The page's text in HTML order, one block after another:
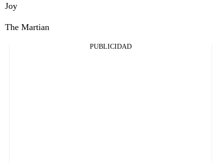
Joy
The Martian
PUBLICIDAD